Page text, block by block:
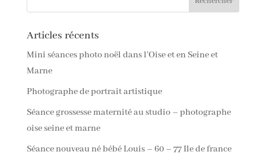
Articles récents
Mini séances photo noël dans l’Oise et en Seine et
Marne
Photographe de portrait artistique
Séance grossesse maternité au studio – photographe
oise seine et marne
Séance nouveau né bébé Louis – 60 – 77 Ile de france